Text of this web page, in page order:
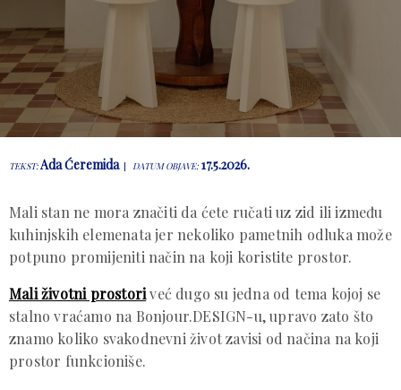
TEKST:Ada Ćeremida DATUM OBJAVE: 17.5.2026.
Mali stan ne mora značiti da ćete ručati uz zid ili između
kuhinjskih elemenata jer nekoliko pametnih odluka može
potpuno promijeniti način na koji koristite prostor.
Mali životni prostoriveć dugo su jedna od tema kojoj se
stalno vraćamo na Bonjour.DESIGN-u, upravo zato što
znamo koliko svakodnevni život zavisi od načina na koji
prostor funkcioniše.